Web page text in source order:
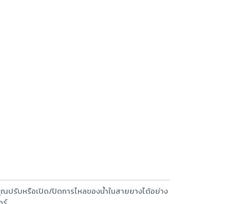
ปรับหรือเปิด/ปิดการไหลของน้ำในสายยางได้อย่าง